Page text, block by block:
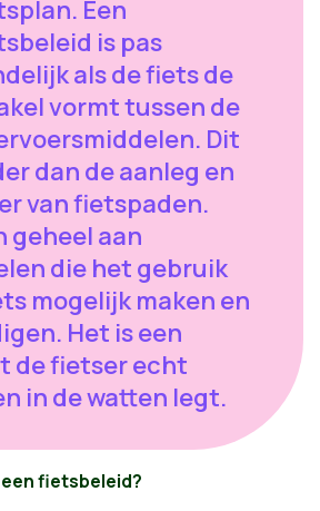
Een
is pas
als de fiets de
vormt tussen de
Dit
dan de aanleg en
van fietspaden.
geheel aan
die het gebruik
mogelijk maken en
Het is een
de fietser echt
in de watten legt.
fietsbeleid?